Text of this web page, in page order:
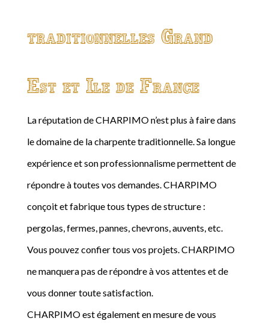
traditionnelles Grand
Est et Ile de France
La réputation de CHARPIMO n’est plus à faire dans
le domaine de la charpente traditionnelle. Sa longue
expérience et son professionnalisme permettent de
répondre à toutes vos demandes. CHARPIMO
conçoit et fabrique tous types de structure :
pergolas, fermes, pannes, chevrons, auvents, etc.
Vous pouvez confier tous vos projets. CHARPIMO
ne manquera pas de répondre à vos attentes et de
vous donner toute satisfaction.
CHARPIMO est également en mesure de vous